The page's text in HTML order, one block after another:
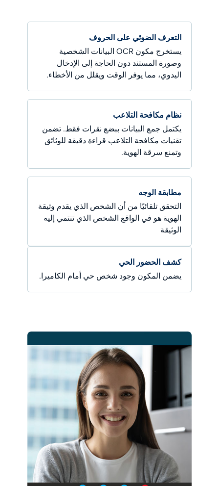
التعرف الضوئي على الحروف
يستخرج مكون OCR البيانات الشخصية
وصورة المستند دون الحاجة إلى الإدخال
اليدوي، مما يوفر الوقت ويقلل من الأخطاء.
نظام مكافحة التلاعب
يكتمل جمع البيانات ببضع نقرات فقط. تضمن
تقنيات مكافحة التلاعب قراءة دقيقة للوثائق
وتمنع سرقة الهوية.
مطابقة الوجه
التحقق تلقائيًا من أن الشخص الذي يقدم وثيقة
الهوية هو في الواقع الشخص الذي تنتمي إليه
الوثيقة
كشف الحضور الحي
يضمن المكون وجود شخص حي أمام الكاميرا.